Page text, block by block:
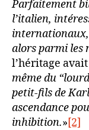
Parfaitement
l’italien,
internationaux,
alors parmi les
l’héritage
même du
petit-fils de
ascendance
inhibition.»[2]